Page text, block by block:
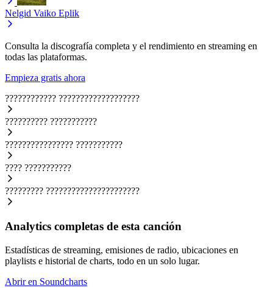
Nelgid Vaiko Eplik
Consulta la discografía completa y el rendimiento en streaming en
todas las plataformas.
Empieza gratis ahora
???????????? ???????????????????
?????????? ???????????
???????????????? ???????????
???? ???????????
????????? ??????????????????????
Analytics completas de esta canción
Estadísticas de streaming, emisiones de radio, ubicaciones en
playlists e historial de charts, todo en un solo lugar.
Abrir en Soundcharts